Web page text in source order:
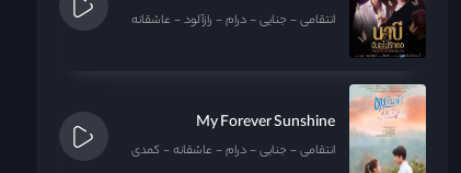
انتقامی جنایی درام رازآلود عاشقانه
My Forever Sunshine
انتقامی جنایی درام عاشقانه کمدی